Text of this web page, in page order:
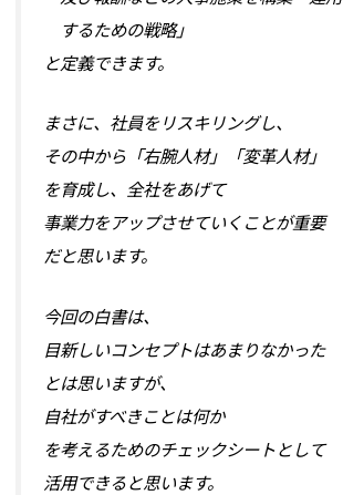
するための戦略」
と定義できます。
まさに、社員をリスキリングし、
その中から「右腕人材」「変革人材」
を育成し、全社をあげて
事業力をアップさせていくことが重要
だと思います。
今回の白書は、
目新しいコンセプトはあまりなかった
とは思いますが、
自社がすべきことは何か
を考えるためのチェックシートとして
活用できると思います。